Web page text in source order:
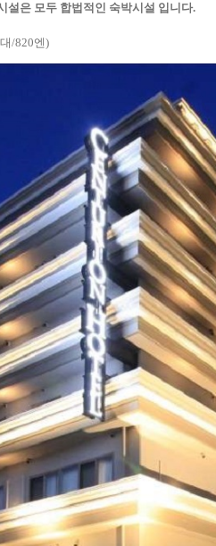
설은 모두 합법적인 숙박시설 입니다.
/820엔)